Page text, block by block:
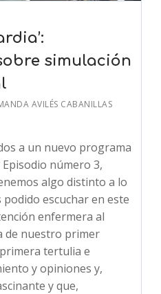
simulación
AVILÉS CABANILLAS
a un nuevo programa
Episodio número 3,
algo distinto a lo
escuchar en este
enfermera al
de nuestro primer
tertulia e
y opiniones y,
y que,